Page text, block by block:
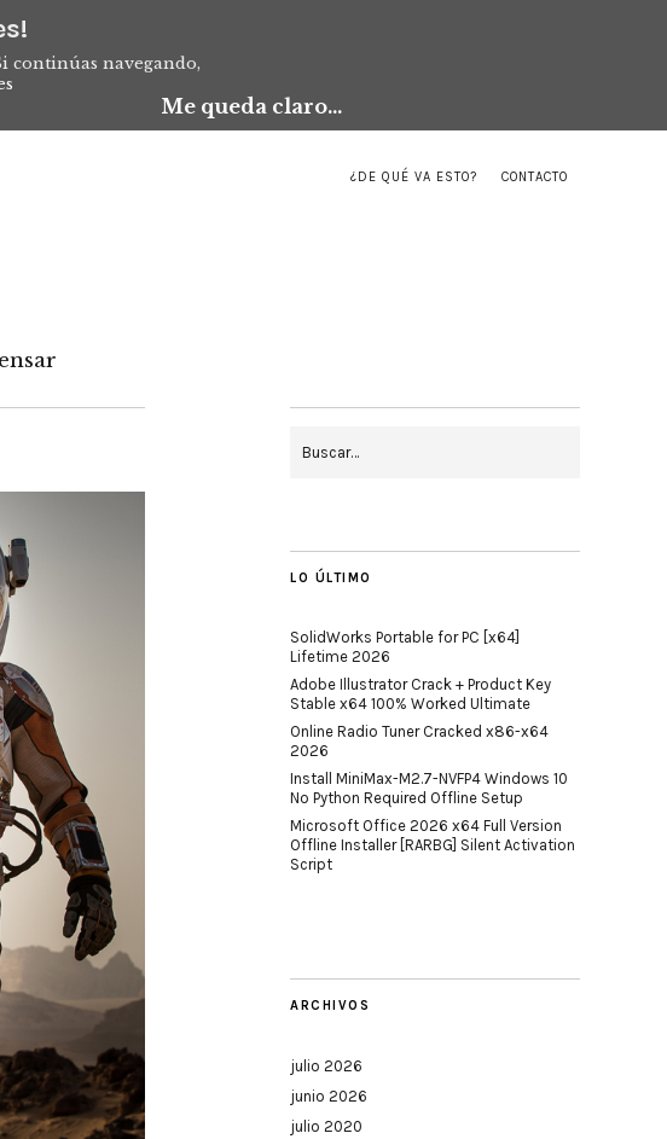
continúas navegando,
Me queda claro...
¿DE QUÉ VA ESTO? CONTACTO
LO ÚLTIMO
SolidWorks Portable for PC [x64]
Lifetime 2026
Adobe Illustrator Crack + Product Key
Stable x64 100% Worked Ultimate
Online Radio Tuner Cracked x86-x64
2026
Install MiniMax-M2.7-NVFP4 Windows 10
No Python Required Offline Setup
Microsoft Office 2026 x64 Full Version
Offline Installer [RARBG] Silent Activation
Script
ARCHIVOS
julio 2026
junio 2026
julio 2020